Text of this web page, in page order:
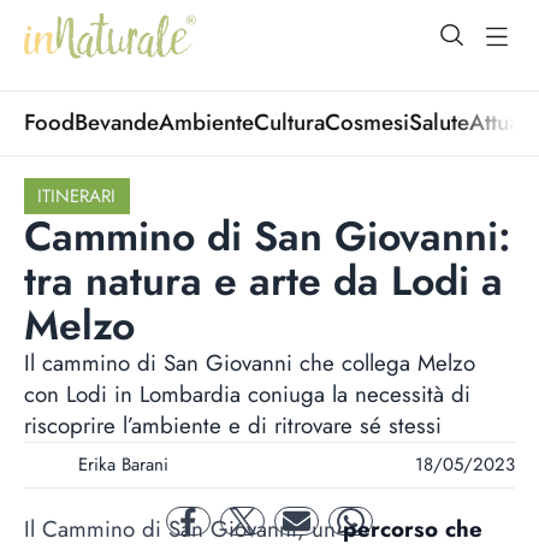
open
FoodBevandeAmbienteCulturaCosmesiSalute
ITINERARI
Cammino di San Giovanni:
tra natura e arte da Lodi a
Melzo
Il cammino di San Giovanni che collega Melzo
con Lodi in Lombardia coniuga la necessità di
riscoprire l’ambiente e di ritrovare sé stessi
Erika Barani 18/05/2023
facebooktwitter mail whatsapp
Il Cammino di San Giovanni, unpercorso che